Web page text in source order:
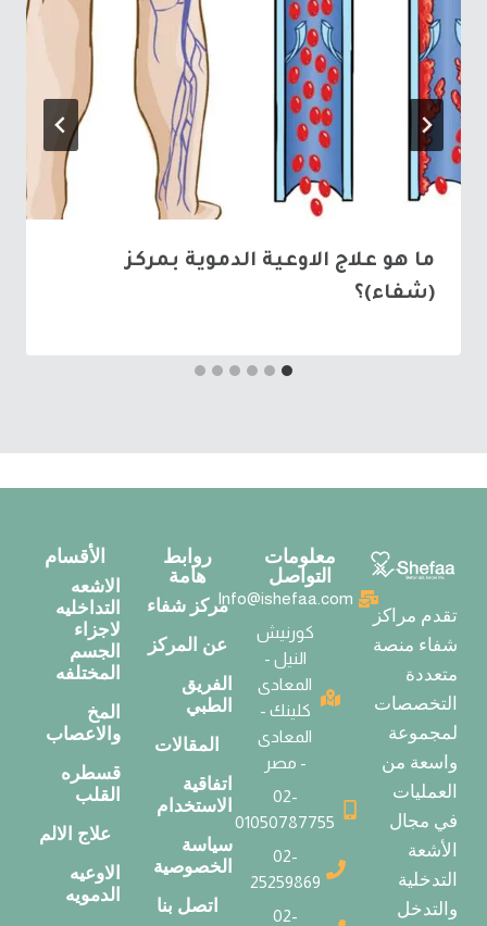
ما هو علاج الاوعية الدموية بمركز
(شفاء)؟
تقدم مراكز
شفاء منصة
متعددة
التخصصات
لمجموعة
واسعة من
العمليات
في مجال
الأشعة
التدخلية
والتدخل
روابط
هامة
مركز شفاء
عن المركز
الفريق
الطبي
المقالات
اتفاقية
الاستخدام
سياسة
الخصوصية
اتصل بنا
الأقسام
الاشعه
التداخليه
لاجزاء
الجسم
المختلفه
المخ
والاعصاب
قسطره
القلب
علاج الالم
الاوعيه
الدمويه
معلومات
التواصل
Info@ishefaa.com
كورنيش
النيل -
المعادى
كلينك -
المعادى
- مصر
02-
01050787755
02-
25259869
02-